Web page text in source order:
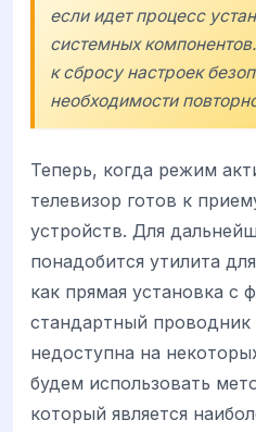
если идет процесс
системных
к сбросу настроек
необходимости
Теперь, когда режим
телевизор готов к
устройств. Для
понадобится утилита
как прямая установка с
стандартный
недоступна на
будем использовать
который является